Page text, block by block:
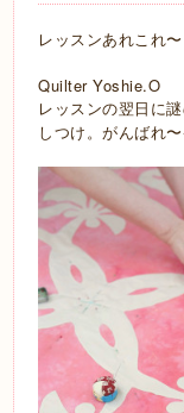
レッスンあれこれ〜
Quilter Yoshie.O
レッスンの翌日に
しつけ。がんばれ